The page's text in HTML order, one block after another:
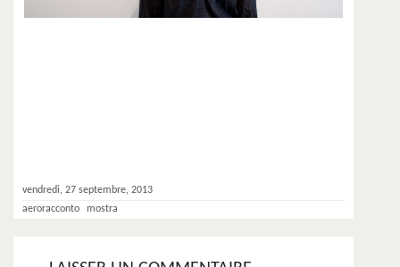
vendredi, 27 septembre, 2013
aeroracconto
mostra